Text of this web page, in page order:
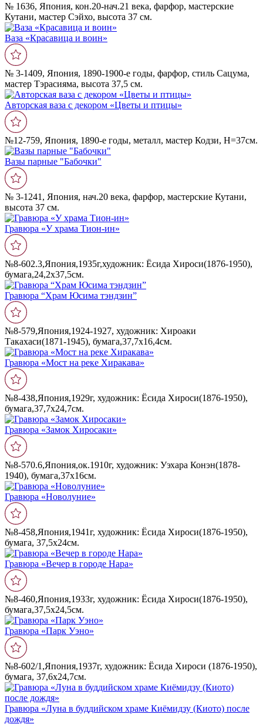
№ 1636, Япония, кон.20-нач.21 века, фарфор, мастерские
Кутани, мастер Сэйхо, высота 37 см.
Ваза «Красавица и воин»
№ 3-1409, Япония, 1890-1900-e годы, фарфор, стиль Сацума,
мастер Тэрасияма, высота 37,5 см.
Авторская ваза с декором «Цветы и птицы»
№12-759, Япония, 1890-е годы, металл, мастер Кодзи, Н=37см.
Вазы парные "Бабочки"
№ 3-1241, Япония, нач.20 века, фарфор, мастерские Кутани,
высота 37 см.
Гравюра «У храма Тион-ин»
№8-602.3,Япония,1935г,художник: Ёсида Хироси(1876-1950),
бумага,24,2х37,5см.
Гравюра “Храм Юсима тэндзин”
№8-579,Япония,1924-1927, художник: Хироаки
Такахаси(1871-1945), бумага,37,7х16,4см.
Гравюра «Мост на реке Хиракава»
№8-438,Япония,1929г, художник: Ёсида Хироси(1876-1950),
бумага,37,7х24,7см.
Гравюра «Замок Хиросаки»
№8-570.6,Япония,ок.1910г, художник: Уэхара Конэн(1878-
1940), бумага,37х16см.
Гравюра «Новолуние»
№8-458,Япония,1941г, художник: Ёсида Хироси(1876-1950),
бумага, 37,5х24см.
Гравюра «Вечер в городе Нара»
№8-460,Япония,1933г, художник: Ёсида Хироси(1876-1950),
бумага,37,5х24,5см.
Гравюра «Парк Уэно»
№8-602/1,Япония,1937г, художник: Ёсида Хироси (1876-1950),
бумага, 37,6х24,7см.
Гравюра «Луна в буддийском храме Киёмидзу (Киото) после
дождя»